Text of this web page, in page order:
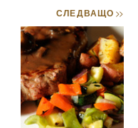
СЛЕДВАЩО>>